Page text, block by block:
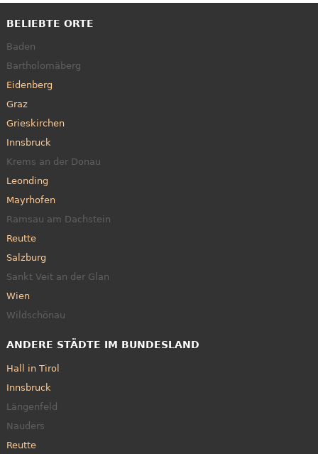
BELIEBTE ORTE
Baden
Bartholomäberg
Eidenberg
Graz
Grieskirchen
Innsbruck
Krems an der Donau
Leonding
Mayrhofen
Ramsau am Dachstein
Reutte
Salzburg
Sankt Veit an der Glan
Wien
Wildschönau
ANDERE STÄDTE IM BUNDESLAND
Hall in Tirol
Innsbruck
Längenfeld
Nauders
Reutte